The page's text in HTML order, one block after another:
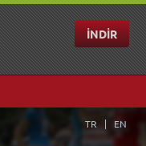
TR EN